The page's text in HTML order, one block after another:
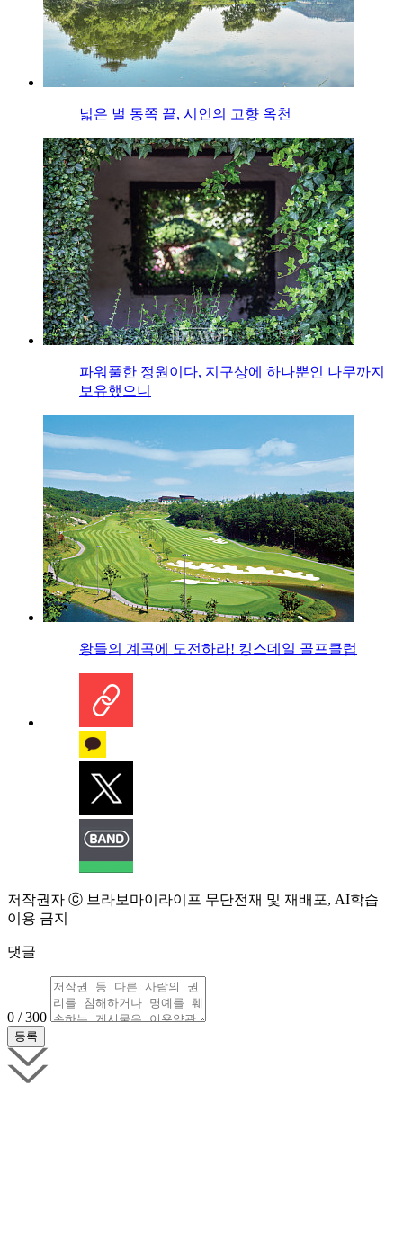
넓은 벌 동쪽 끝, 시인의 고향 옥천
파워풀한 정원이다, 지구상에 하나뿐인 나무까지
보유했으니
왕들의 계곡에 도전하라! 킹스데일 골프클럽
저작권자 ⓒ 브라보마이라이프 무단전재 및 재배포, AI학습
이용 금지
댓글
0 / 300